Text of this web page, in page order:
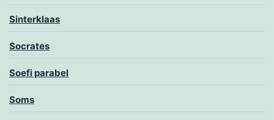
Sinterklaas
Socrates
Soefi parabel
Soms